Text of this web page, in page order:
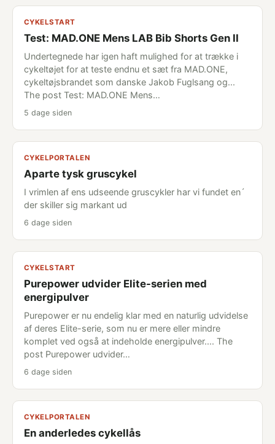
CYKELSTART
Test: MAD.ONE Mens LAB Bib Shorts Gen II
Undertegnede har igen haft mulighed for at trække i
cykeltøjet for at teste endnu et sæt fra MAD.ONE,
cykeltøjsbrandet som danske Jakob Fuglsang og...
The post Test: MAD.ONE Mens…
5 dage siden
CYKELPORTALEN
Aparte tysk gruscykel
I vrimlen af ens udseende gruscykler har vi fundet en´
der skiller sig markant ud
6 dage siden
CYKELSTART
Purepower udvider Elite-serien med
energipulver
Purepower er nu endelig klar med en naturlig udvidelse
af deres Elite-serie, som nu er mere eller mindre
komplet ved også at indeholde energipulver.... The
post Purepower udvider…
6 dage siden
CYKELPORTALEN
En anderledes cykellås